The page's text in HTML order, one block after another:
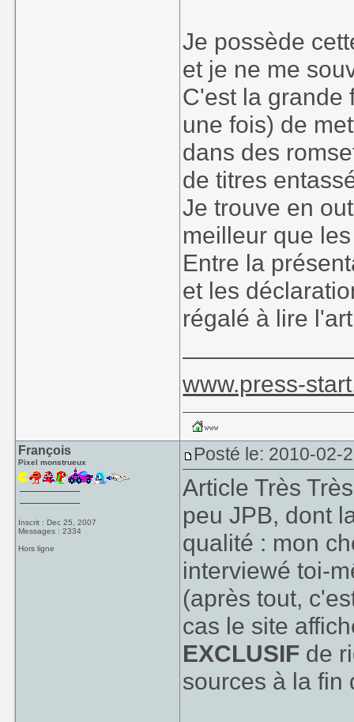
Je possède
et je ne me
C'est la grande
une fois) de
dans des
de titres
Je trouve en
meilleur que
Entre la
et les
régalé à lire
www.press-
François
Pixel monstrueux
Inscrit : Dec 25, 2007
Messages : 2334
Hors ligne
Posté le: 2010-02-
Article Très
peu JPB, dont
qualité : mon
interviewé toi-
(après tout,
cas le site
EXCLUSIF de
sources à la